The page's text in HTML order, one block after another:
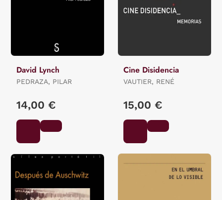
David Lynch
PEDRAZA, PILAR
14,00 €
Cine Disidencia
VAUTIER, RENÉ
15,00 €